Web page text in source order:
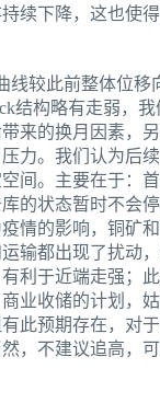
续下降，这也使
线较此前整体位
结构略有走弱，
来的换月因素，
力。我们认为后
间。主要在于：
的状态暂时不会
情的影响，铜矿
输都出现了扰动
利于近端走强；
业收储的计划，
此预期存在，对
，不建议追高，